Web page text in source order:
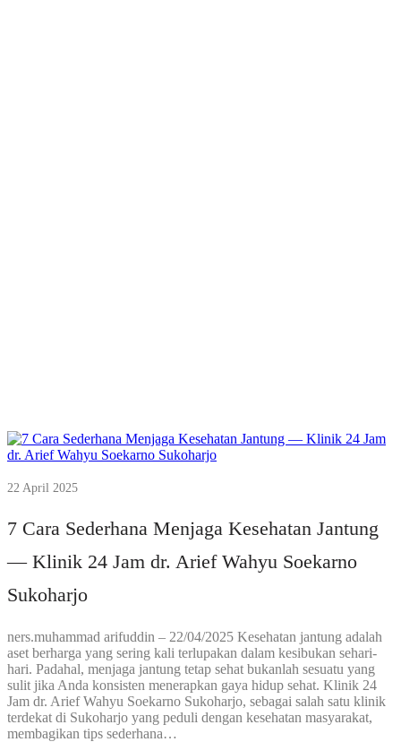
22 April 2025
7 Cara Sederhana Menjaga Kesehatan Jantung
— Klinik 24 Jam dr. Arief Wahyu Soekarno
Sukoharjo
ners.muhammad arifuddin – 22/04/2025 Kesehatan jantung adalah
aset berharga yang sering kali terlupakan dalam kesibukan sehari-
hari. Padahal, menjaga jantung tetap sehat bukanlah sesuatu yang
sulit jika Anda konsisten menerapkan gaya hidup sehat. Klinik 24
Jam dr. Arief Wahyu Soekarno Sukoharjo, sebagai salah satu klinik
terdekat di Sukoharjo yang peduli dengan kesehatan masyarakat,
membagikan tips sederhana…